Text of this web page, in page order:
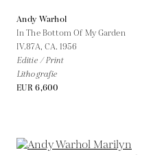
Andy Warhol
In The Bottom Of My Garden
IV.87A, CA. 1956
Editie / Print
Lithografie
EUR 6,600